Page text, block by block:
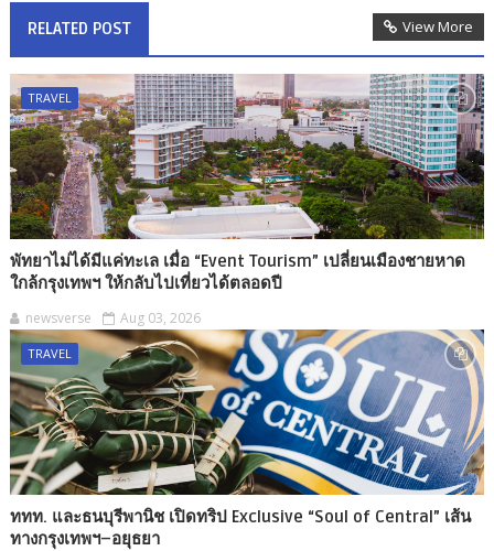
RELATED POST View More
TRAVEL
พัทยาไม่ได้มีแค่ทะเล เมื่อ “Event Tourism” เปลี่ยนเมืองชายหาด
ใกล้กรุงเทพฯ ให้กลับไปเที่ยวได้ตลอดปี
newsverse Aug 03, 2026
TRAVEL
ททท. และธนบุรีพานิช เปิดทริป Exclusive “Soul of Central” เส้น
ทางกรุงเทพฯ–อยุธยา